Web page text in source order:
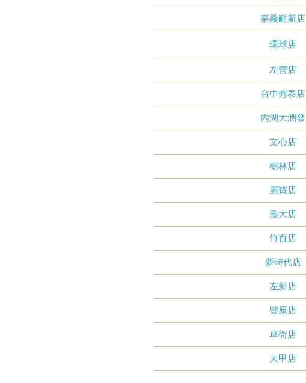
嘉義耐斯店
環球店
左營店
台中秀泰店
內湖大潤發
文心店
樹林店
麗寶店
義大店
竹百店
夢時代店
左新店
豐原店
草衙店
大甲店